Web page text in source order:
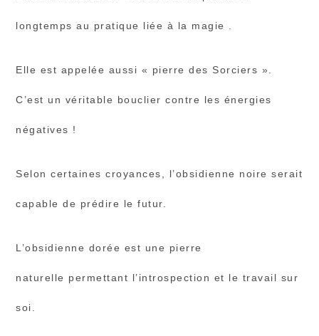
longtemps au pratique liée à la magie .
Elle est appelée aussi « pierre des Sorciers ».
C’est un véritable bouclier contre les énergies
négatives !
Selon certaines croyances, l’obsidienne noire serait
capable de prédire le futur.
L’obsidienne dorée est une pierre
naturelle permettant l’introspection et le travail sur
soi.